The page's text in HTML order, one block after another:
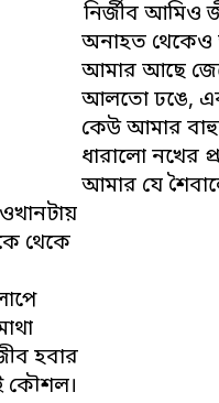
নির্জীব আমিও
অনাহত থেকেও
আমার আছে
আলতো ঢঙে,
কেউ আমার
ধারালো নখের
আমার যে
থেকে
হবার
কৌশল।